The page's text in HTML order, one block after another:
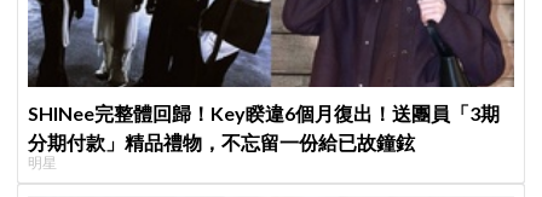
SHINee完整體回歸！Key睽違6個月復出！送團員「3期
分期付款」精品禮物，不忘留一份給已故鐘鉉
明星